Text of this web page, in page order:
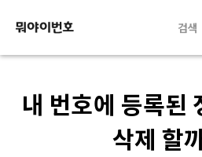
검색
내 번호에 등록된
삭제 할